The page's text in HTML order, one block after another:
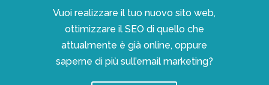
Vuoi realizzare il tuo nuovo sito web,
ottimizzare il SEO di quello che
attualmente è già online, oppure
saperne di più sull’email marketing?